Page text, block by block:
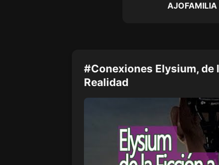
AJOFAMILIA
#Conexiones Elysium, de
Realidad